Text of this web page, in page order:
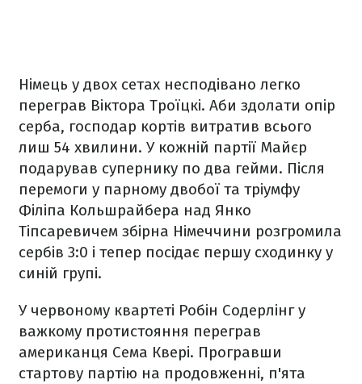
Німець у двох сетах несподівано легко
переграв Віктора Троїцкі. Аби здолати опір
серба, господар кортів витратив всього
лиш 54 хвилини. У кожній партії Майєр
подарував супернику по два гейми. Після
перемоги у парному двобої та тріумфу
Філіпа Кольшрайбера над Янко
Тіпсаревичем збірна Німеччини розгромила
сербів 3:0 і тепер посідає першу сходинку у
синій групі.
У червоному квартеті Робін Содерлінг у
важкому протистояння переграв
американця Сема Квері. Програвши
стартову партію на продовженні, п'ята